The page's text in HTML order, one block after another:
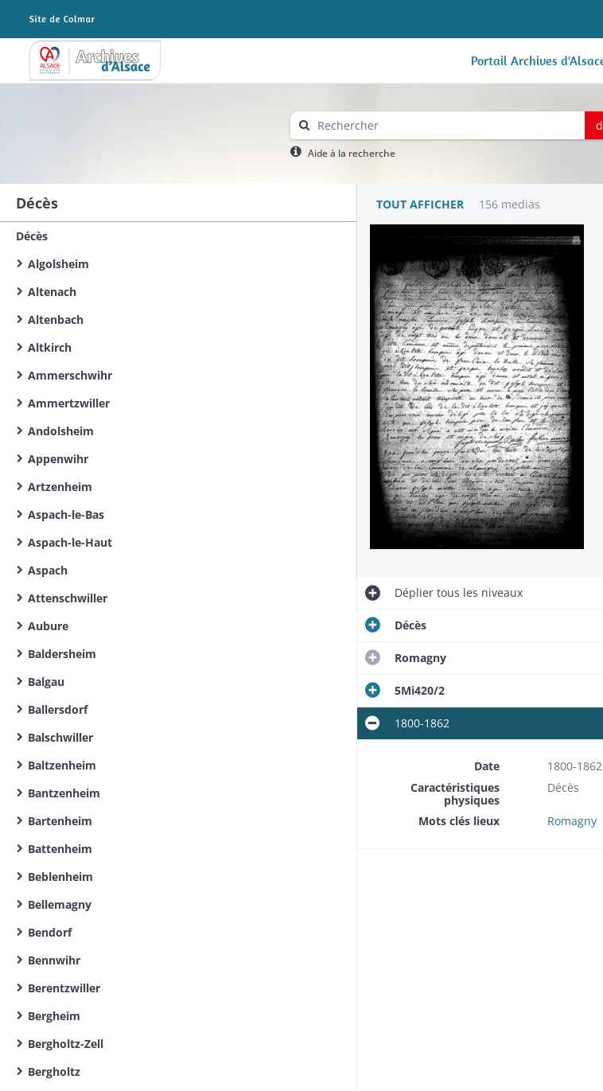
Archives Alsace - Colmar Portail Archives
Aide à la recherche
Décès
Décès
Algolsheim
Altenach
Altenbach
Altkirch
Ammerschwihr
Ammertzwiller
Andolsheim
Appenwihr
Artzenheim
Aspach-le-Bas
Aspach-le-Haut
Aspach
Attenschwiller
Aubure
Baldersheim
Balgau
Ballersdorf
Balschwiller
Baltzenheim
Bantzenheim
Bartenheim
Battenheim
Beblenheim
Bellemagny
Bendorf
Bennwihr
Berentzwiller
Bergheim
Bergholtz-Zell
Bergholtz
TOUT AFFICHER 156 medias
Dépliertous les niveaux
Décès
Romagny
5Mi420/2
1800-1862
Date
1800-1862
Caractéristiques
physiques
Décès
Mots clés lieux Romagny